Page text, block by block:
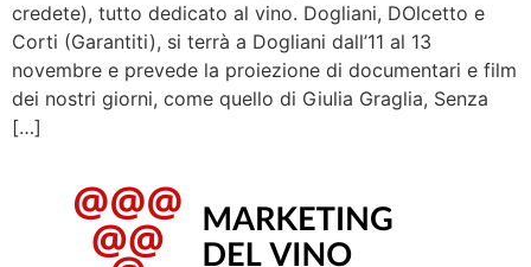
credete), tutto dedicato al vino. Dogliani, DOlcetto e
Corti (Garantiti), si terrà a Dogliani dall’11 al 13
novembre e prevede la proiezione di documentari e film
dei nostri giorni, come quello di Giulia Graglia, Senza
[…]